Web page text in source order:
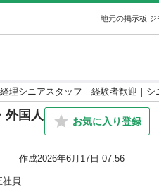
地元の掲示板 ジ
理シニアスタッフ｜経験者歓迎｜
外国人
お気に入り登録
作成2026年6月17日 07:56
社員